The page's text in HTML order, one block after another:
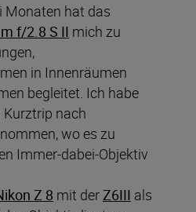
Monaten hat das
f/2.8 S II mich zu
in Innenräumen
begleitet. Ich habe
Kurztrip nach
wo es zu
Immer-dabei-Objektiv
Z 8 mit derZ6III als